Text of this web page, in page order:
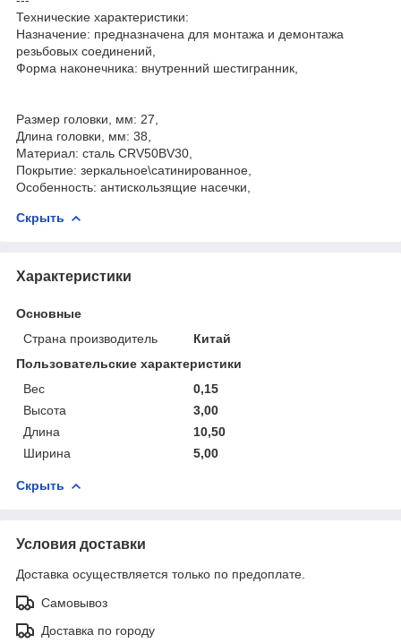
Технические характеристики:
Назначение: предназначена для монтажа и демонтажа
резьбовых соединений,
Форма наконечника: внутренний шестигранник,
Размер головки, мм: 27,
Длина головки, мм: 38,
Материал: сталь CRV50BV30,
Покрытие: зеркальное\сатинированное,
Особенность: антискользящие насечки,
Скрыть
Характеристики
Основные
Страна производитель
Китай
Пользовательские характеристики
Вес
0,15
Высота
3,00
Длина
10,50
Ширина
5,00
Скрыть
Условия доставки
Доставка осуществляется только по предоплате.
Самовывоз
Доставка по городу